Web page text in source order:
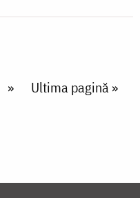
Last page
Ultima pagină »